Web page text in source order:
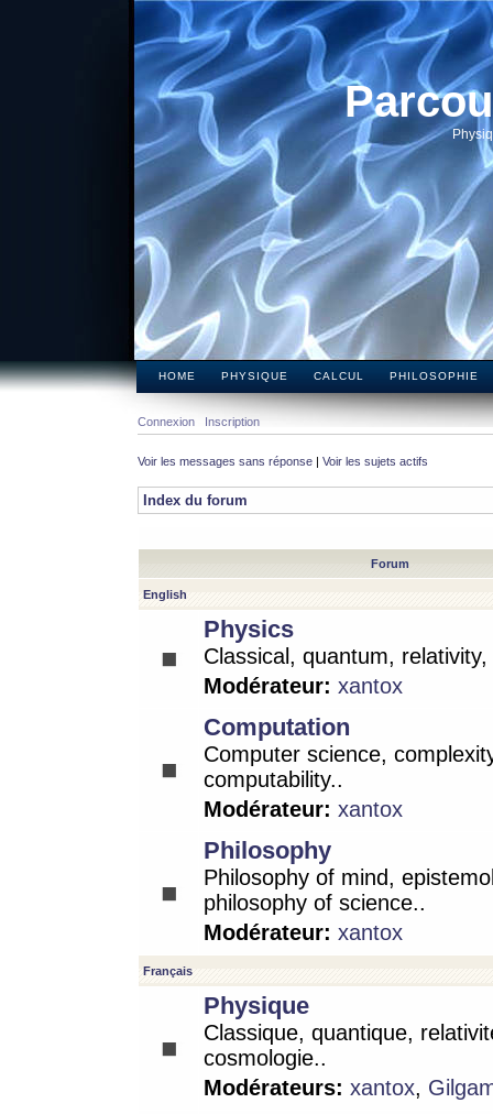
HOME PHYSIQUE CALCUL PHILOSOPHIE
Connexion Inscription
Voir les messages sans réponse | Voir les sujets actifs
Index du forum
Forum
English
Physics
Classical, quantum,
Modérateur: xantox
Computation
Computer science,
computability..
Modérateur: xantox
Philosophy
Philosophy of mind,
philosophy of science..
Modérateur: xantox
Français
Physique
Classique, quantique,
cosmologie..
Modérateurs: xantox,